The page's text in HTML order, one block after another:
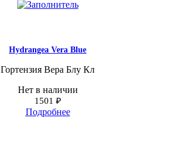
Hydrangea Vera Blue
Гортензия Вера Блу Кл
Нет в наличии
1501 ₽
Подробнее